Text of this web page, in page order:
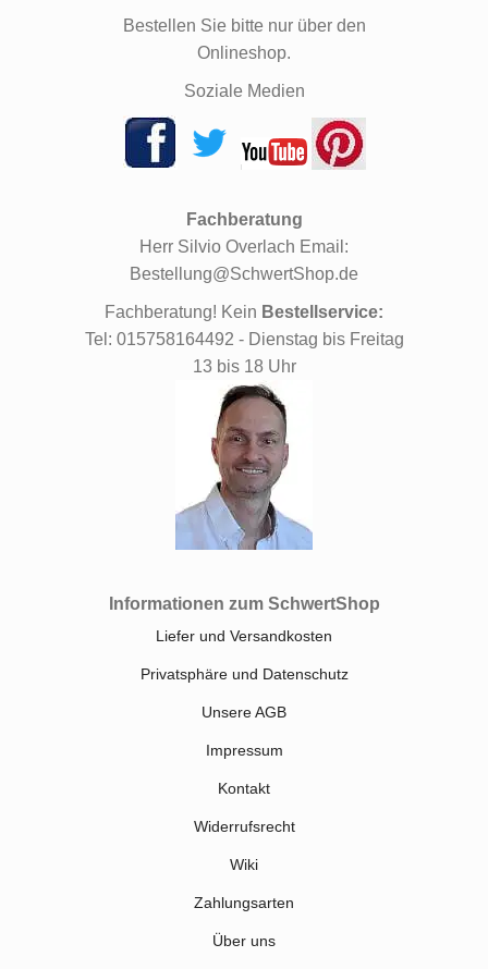
Bestellen Sie bitte nur über den
Onlineshop.
Soziale Medien
Fachberatung
Herr Silvio Overlach Email:
Bestellung@SchwertShop.de
Fachberatung! Kein Bestellservice:
Tel: 015758164492 - Dienstag bis Freitag
13 bis 18 Uhr
Informationen zum SchwertShop
Liefer und Versandkosten
Privatsphäre und Datenschutz
Unsere AGB
Impressum
Kontakt
Widerrufsrecht
Wiki
Zahlungsarten
Über uns